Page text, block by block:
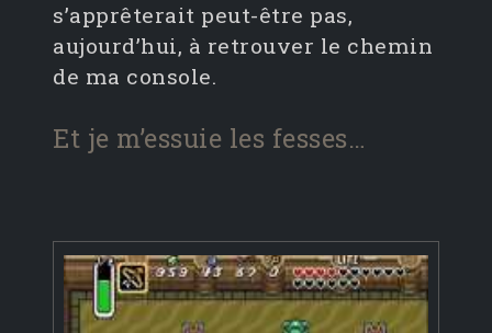
s’apprêterait peut-être pas,
aujourd’hui, à retrouver le chemin
de ma console.
Et je m’essuie les fesses…